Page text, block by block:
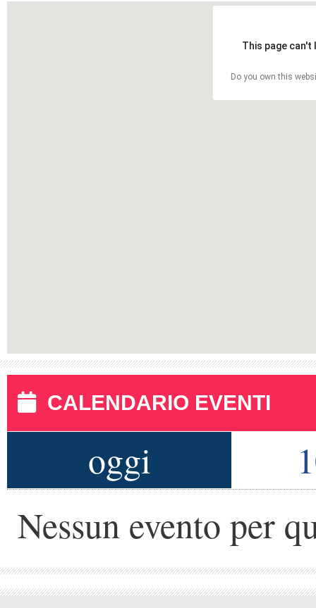
This page
Do you own this
CALENDARIO EVENTI
oggi
Nessun evento per